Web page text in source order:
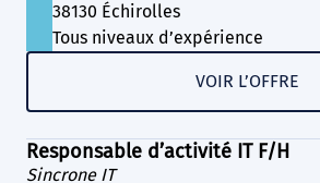
38130 Échirolles
Tous niveaux d’expérience
VOIR L’OFFRE
Responsable d’activité IT F/H
Sincrone IT